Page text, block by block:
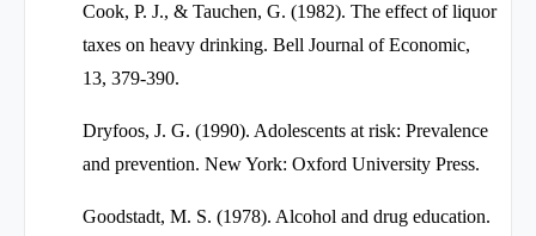
Cook, P. J., & Tauchen, G. (1982). The effect of liquor
taxes on heavy drinking. Bell Journal of Economic,
13, 379-390.
Dryfoos, J. G. (1990). Adolescents at risk: Prevalence
and prevention. New York: Oxford University Press.
Goodstadt, M. S. (1978). Alcohol and drug education.